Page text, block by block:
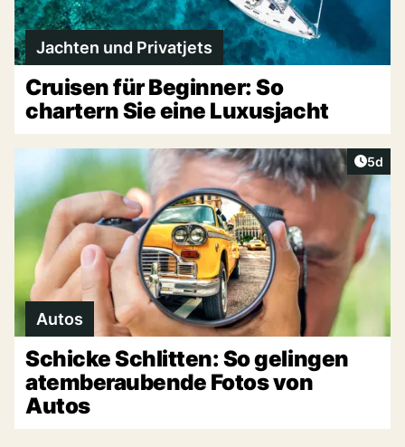
Jachten und Privatjets
Cruisen für Beginner: So
chartern Sie eine Luxusjacht
5d
Autos
Schicke Schlitten: So gelingen
atemberaubende Fotos von
Autos